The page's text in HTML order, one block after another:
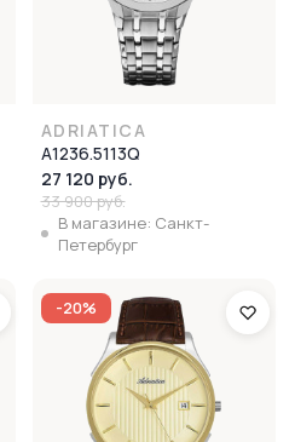
ADRIATICA
A1236.5113Q
27 120 руб.
33 900 руб.
В магазине: Санкт-
Петербург
-20%